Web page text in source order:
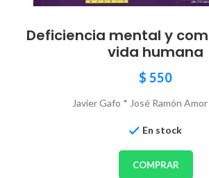
Deficiencia mental y
vida humana
$ 550
Javier Gafo * José Ramón
En stock
COMPRAR